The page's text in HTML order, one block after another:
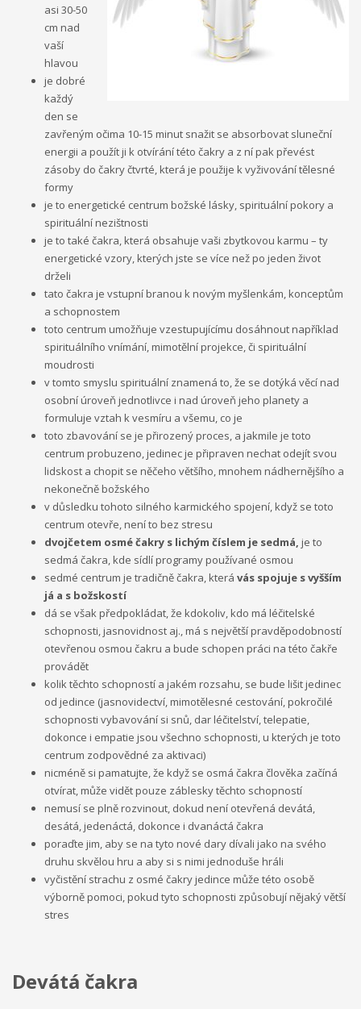
asi 30-50
cm nad
vaší
hlavou
je dobré
každý
den se
zavřeným očima 10-15 minut snažit se absorbovat sluneční
energii a použít ji k otvírání této čakry a z ní pak převést
zásoby do čakry čtvrté, která je použije k vyživování tělesné
formy
je to energetické centrum božské lásky, spirituální pokory a
spirituální nezištnosti
je to také čakra, která obsahuje vaši zbytkovou karmu – ty
energetické vzory, kterých jste se více než po jeden život
drželi
tato čakra je vstupní branou k novým myšlenkám, konceptům
a schopnostem
toto centrum umožňuje vzestupujícímu dosáhnout například
spirituálního vnímání, mimotělní projekce, či spirituální
moudrosti
v tomto smyslu spirituální znamená to, že se dotýká věcí nad
osobní úroveň jednotlivce i nad úroveň jeho planety a
formuluje vztah k vesmíru a všemu, co je
toto zbavování se je přirozený proces, a jakmile je toto
centrum probuzeno, jedinec je připraven nechat odejít svou
lidskost a chopit se něčeho většího, mnohem nádhernějšího a
nekonečně božského
v důsledku tohoto silného karmického spojení, když se toto
centrum otevře, není to bez stresu
dvojčetem osmé čakry s lichým číslem je sedmá, je to
sedmá čakra, kde sídlí programy používané osmou
sedmé centrum je tradičně čakra, která vás spojuje s vyšším
já a s božskostí
dá se však předpokládat, že kdokoliv, kdo má léčitelské
schopnosti, jasnovidnost aj., má s největší pravděpodobností
otevřenou osmou čakru a bude schopen práci na této čakře
provádět
kolik těchto schopností a jakém rozsahu, se bude lišit jedinec
od jedince (jasnovidectví, mimotělesné cestování, pokročilé
schopnosti vybavování si snů, dar léčitelství, telepatie,
dokonce i empatie jsou všechno schopnosti, u kterých je toto
centrum zodpovědné za aktivaci)
nicméně si pamatujte, že když se osmá čakra člověka začíná
otvírat, může vidět pouze záblesky těchto schopností
nemusí se plně rozvinout, dokud není otevřená devátá,
desátá, jedenáctá, dokonce i dvanáctá čakra
poraďte jim, aby se na tyto nové dary dívali jako na svého
druhu skvělou hru a aby si s nimi jednoduše hráli
vyčistění strachu z osmé čakry jedince může této osobě
výborně pomoci, pokud tyto schopnosti způsobují nějaký větší
stres
Devátá čakra